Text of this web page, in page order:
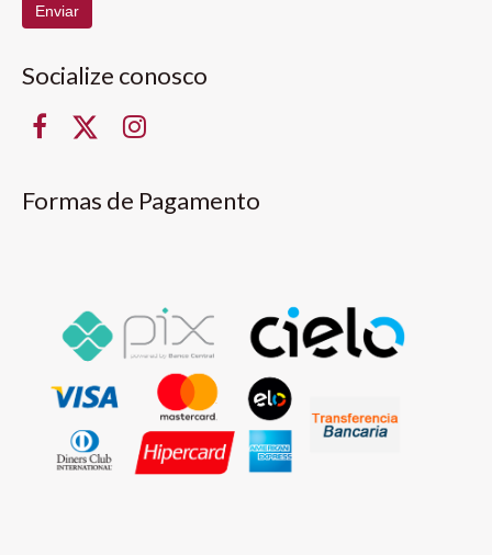
Enviar
Socialize conosco
Formas de Pagamento